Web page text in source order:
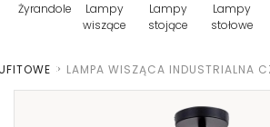
Żyrandole
Lampy
wiszące
Lampy
stojące
Lampy
stołowe
> LAMPA WISZĄCA INDUSTRIALNA